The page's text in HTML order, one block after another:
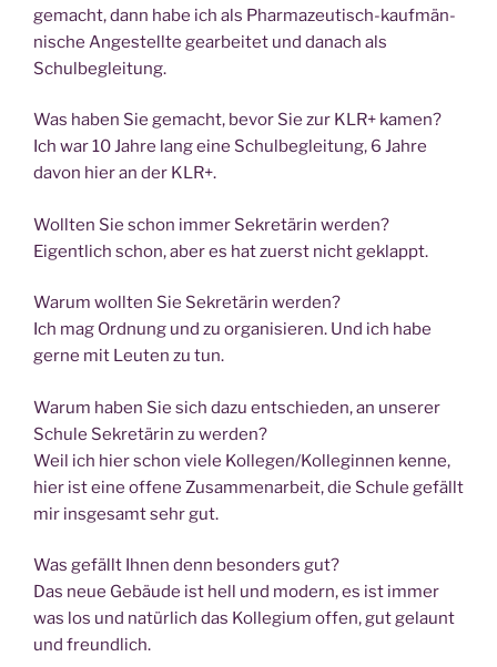
gemacht, dann habe ich als Phar­ma­zeu­tisch-kauf­män­
ni­sche Ange­stell­te gear­bei­tet und danach als
Schulbegleitung.
Was haben Sie gemacht, bevor Sie zur KLR+ kamen?
Ich war 10 Jah­re lang eine Schul­be­glei­tung, 6 Jah­re
davon hier an der KLR+.
Woll­ten Sie schon immer Sekre­tä­rin werden?
Eigent­lich schon, aber es hat zuerst nicht geklappt.
War­um woll­ten Sie Sekre­tä­rin werden?
Ich mag Ord­nung und zu orga­ni­sie­ren. Und ich habe
ger­ne mit Leu­ten zu tun.
War­um haben Sie sich dazu ent­schie­den, an unse­rer
Schu­le Sekre­tä­rin zu werden?
Weil ich hier schon vie­le Kollegen/Kolleginnen ken­ne,
hier ist eine offe­ne Zusam­men­ar­beit, die Schu­le gefällt
mir ins­ge­samt sehr gut.
Was gefällt Ihnen denn beson­ders gut?
Das neue Gebäu­de ist hell und modern, es ist immer
was los und natür­lich das Kol­le­gi­um offen, gut gelaunt
und freundlich.